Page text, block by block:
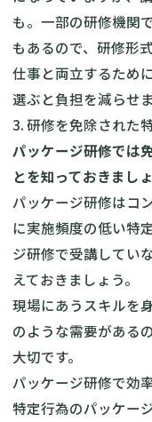
も。一部の研修機関
もあるので、研修形
仕事と両立するため
選ぶと負担を減らせま
3. 研修を免除された
パッケージ研修では
とを知っておきまし
パッケージ研修はコ
に実施頻度の低い特
ジ研修で受講してい
えておきましょう。
現場にあうスキルを
のような需要がある
大切です。
パッケージ研修で効
特定行為のパッケー